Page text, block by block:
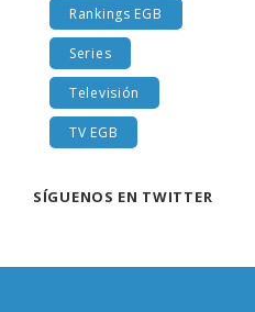
Rankings EGB
Series
Televisión
TV EGB
SÍGUENOS EN TWITTER